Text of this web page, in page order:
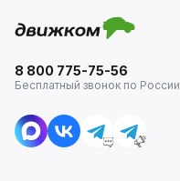
8 800 775-75-56
Бесплатный звонок по России